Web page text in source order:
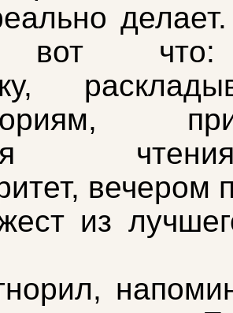
что:
вечером
из